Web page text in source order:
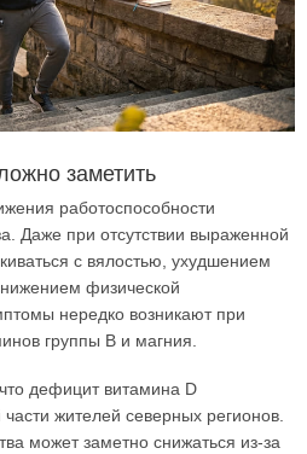
заметить
работоспособности
Даже при отсутствии выраженной
с вялостью, ухудшением
физической
нередко возникают при
группы B и магния.
дефицит витамина D
части жителей северных регионов.
может заметно снижаться из-за